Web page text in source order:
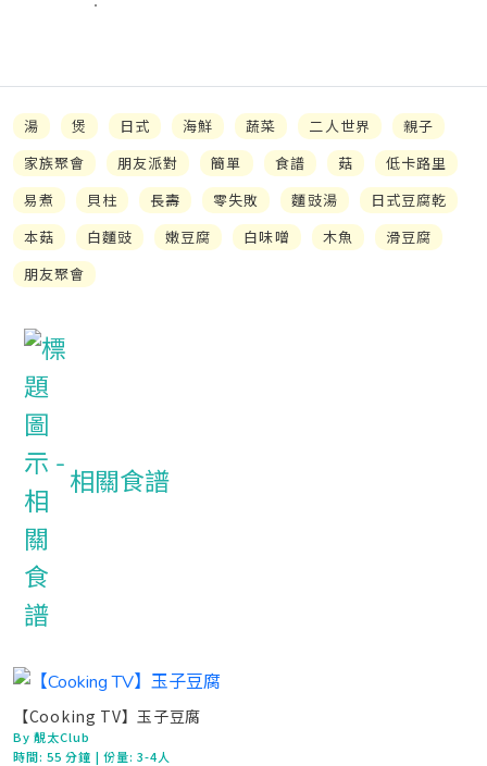
湯 煲 日式 海鮮 蔬菜 二人世界
親子
家族聚會
朋友派對 簡單 食譜 菇
低卡路里
易煮
貝柱 長壽 零失敗 麵豉湯
日式豆腐乾
本菇
白麵豉 嫩豆腐 白味噌 木魚
滑豆腐
朋友聚會
相關食譜
【Cooking TV】玉子豆腐
By 靚太Club
時間:55 分鐘 | 份量: 3-4人